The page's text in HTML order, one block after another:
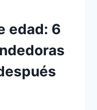
edad: 6